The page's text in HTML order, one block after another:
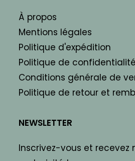
À propos
Mentions légales
Politique d'expédition
Politique de confidentialité
Conditions générale de
Politique de retour et
NEWSLETTER
Inscrivez-vous et recevez